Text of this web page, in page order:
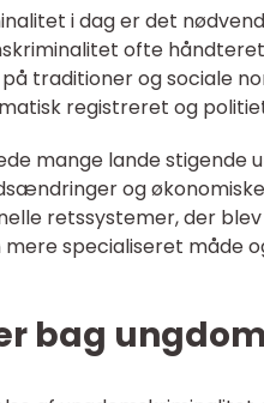
i dag er det
ofte
traditioner og sociale
registreret og
mange lande
og
retssystemer, der
specialiseret måde
bag